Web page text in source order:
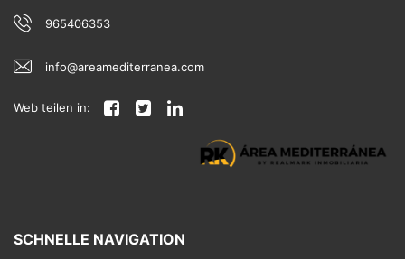
965406353
info@areamediterranea.com
Web teilen in:
SCHNELLE NAVIGATION